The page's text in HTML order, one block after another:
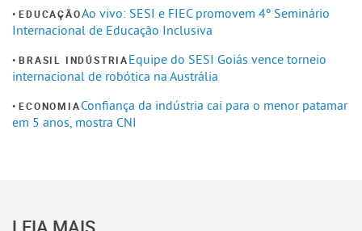
EDUCAÇÃOAo vivo: SESI e FIEC promovem 4º Seminário
Internacional de Educação Inclusiva
BRASIL INDÚSTRIAEquipe do SESI Goiás vence torneio
internacional de robótica na Austrália
ECONOMIAConfiança da indústria cai para o menor patamar
em 5 anos, mostra CNI